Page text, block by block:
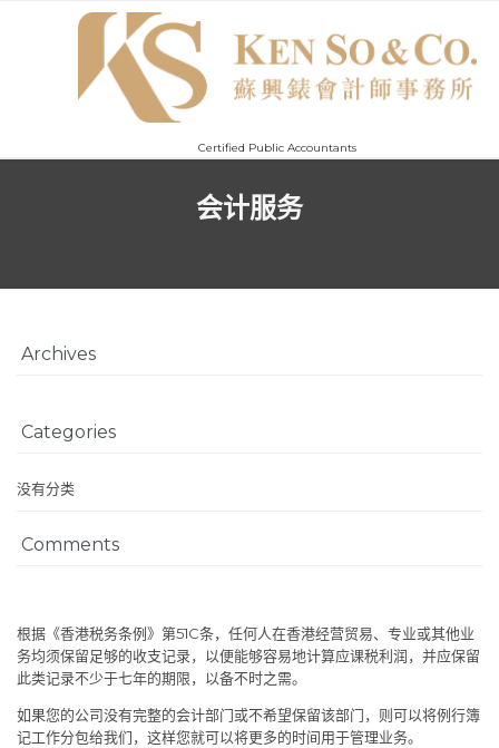
Certified Public Accountants
会计服务
Archives
Categories
没有分类
Comments
根据《香港税务条例》第51C条，任何人在香港经营贸易、专业或其他业
务均须保留足够的收支记录，以便能够容易地计算应课税利润，并应保留
此类记录不少于七年的期限，以备不时之需。
如果您的公司没有完整的会计部门或不希望保留该部门，则可以将例行簿
记工作分包给我们，这样您就可以将更多的时间用于管理业务。